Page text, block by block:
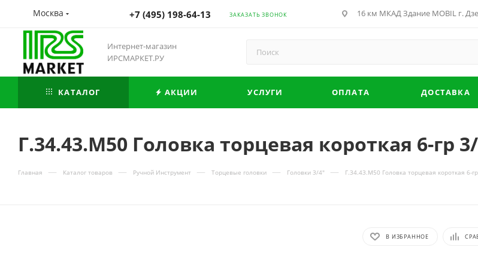
Москва +7 (495) 198-64-13 ЗАКАЗАТЬ ЗВОНОК 16 км МКАД Здание MOBIL г.
Интернет-магазин
ИРСМАРКЕТ.РУ
КАТАЛОГ АКЦИИ УСЛУГИ ОПЛАТА ДОСТАВКА
Г.34.43.М50 Головка торцевая короткая 6-
Главная — Каталог товаров — Ручной Инструмент — Торцевые головки — Головки 3/4" — Г.34.43.М50 Головка торцевая короткая
В ИЗБРАННОЕ